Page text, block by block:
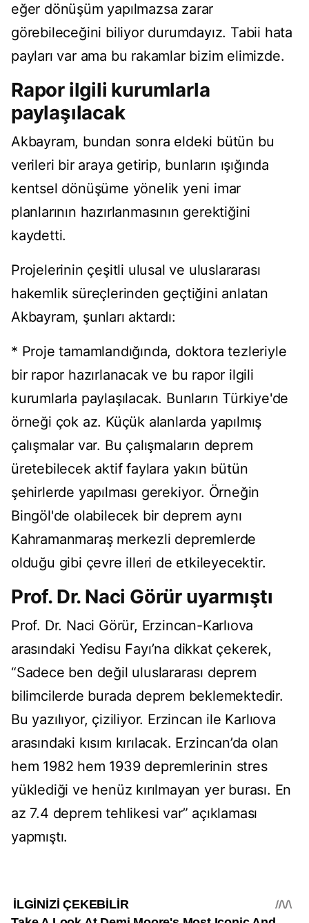
eğer dönüşüm yapılmazsa zarar
görebileceğini biliyor durumdayız. Tabii hata
payları var ama bu rakamlar bizim elimizde.
Rapor ilgili kurumlarla
paylaşılacak
Akbayram, bundan sonra eldeki bütün bu
verileri bir araya getirip, bunların ışığında
kentsel dönüşüme yönelik yeni imar
planlarının hazırlanmasının gerektiğini
kaydetti.
Projelerinin çeşitli ulusal ve uluslararası
hakemlik süreçlerinden geçtiğini anlatan
Akbayram, şunları aktardı:
* Proje tamamlandığında, doktora tezleriyle
bir rapor hazırlanacak ve bu rapor ilgili
kurumlarla paylaşılacak. Bunların Türkiye'de
örneği çok az. Küçük alanlarda yapılmış
çalışmalar var. Bu çalışmaların deprem
üretebilecek aktif faylara yakın bütün
şehirlerde yapılması gerekiyor. Örneğin
Bingöl'de olabilecek bir deprem aynı
Kahramanmaraş merkezli depremlerde
olduğu gibi çevre illeri de etkileyecektir.
Prof. Dr. Naci Görür uyarmıştı
Prof. Dr. Naci Görür, Erzincan-Karlıova
arasındaki Yedisu Fayı’na dikkat çekerek,
“Sadece ben değil uluslararası deprem
bilimcilerde burada deprem beklemektedir.
Bu yazılıyor, çiziliyor. Erzincan ile Karlıova
arasındaki kısım kırılacak. Erzincan’da olan
hem 1982 hem 1939 depremlerinin stres
yüklediği ve henüz kırılmayan yer burası. En
az 7.4 deprem tehlikesi var” açıklaması
yapmıştı.